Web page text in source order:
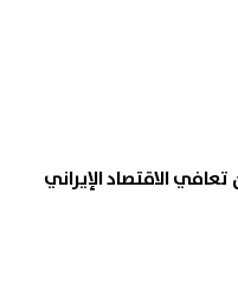
الاقتصاد الإيراني